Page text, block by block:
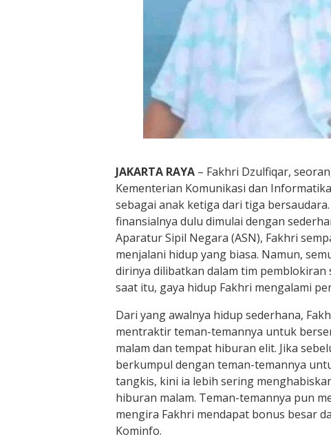
JAKARTA RAYA – Fakhri Dzulfiqar,
Kementerian Komunikasi dan
sebagai anak ketiga dari tiga
finansialnya dulu dimulai dengan
Aparatur Sipil Negara (ASN), Fakhri
menjalani hidup yang biasa. Namun,
dirinya dilibatkan dalam tim pemblokiran
saat itu, gaya hidup Fakhri mengalami
Dari yang awalnya hidup sederhana,
mentraktir teman-temannya untuk
malam dan tempat hiburan elit. Jika
berkumpul dengan teman-temannya
tangkis, kini ia lebih sering
hiburan malam. Teman-temannya pun
mengira Fakhri mendapat bonus besar
Kominfo.